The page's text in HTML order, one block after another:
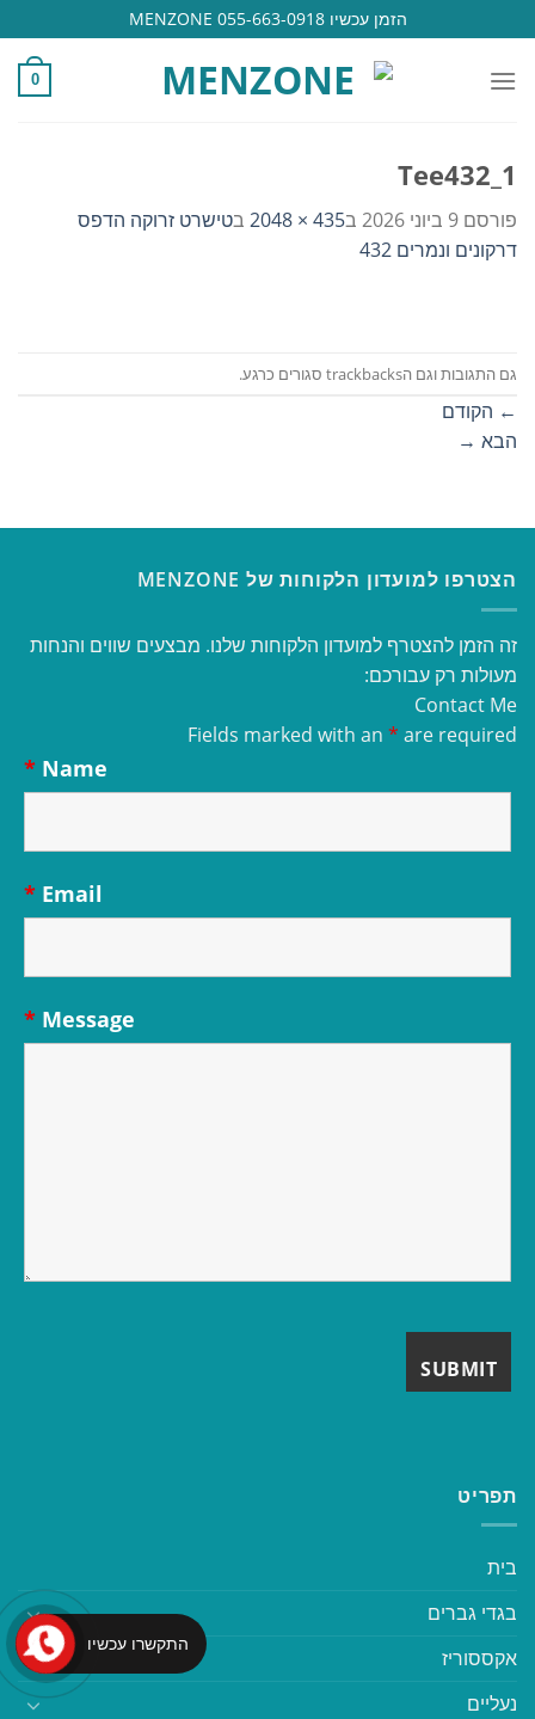
to
content
הזמן עכשיו 055-663-0918 MENZONE
0
Tee432_1
פורסם 9 ביוני 2026 ב435 × 2048 בטישרט זרוקה הדפס
דרקונים ונמרים 432
גם התגובות וגם הtrackbacks סגורים כרגע.
← הקודם
הבא →
הצטרפו למועדון הלקוחות של MENZONE
זה הזמן להצטרף למועדון הלקוחות שלנו. מבצעים שווים והנחות
מעולות רק עבורכם:
Contact Me
Fields marked with an * are required
Name
*
Email
*
Message
*
תפריט
בית
בגדי גברים
אקססוריז
נעליים
התקשרו עכשיו